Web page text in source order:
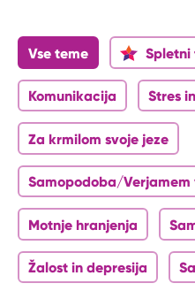
Vse teme Spletni
Komunikacija Stres
Za krmilom svoje jeze
Samopodoba/Verjamem
Motnje hranjenja
Žalost in depresija